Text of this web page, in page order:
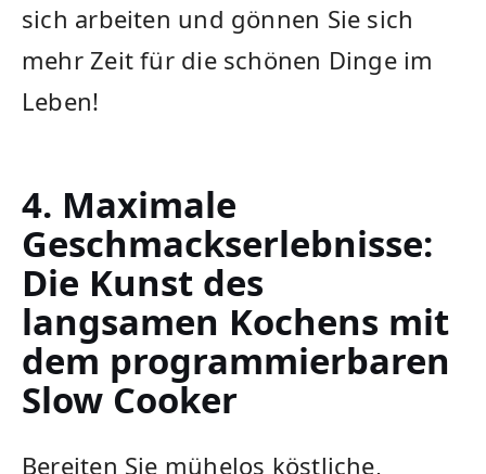
sich arbeiten und gönnen Sie sich
mehr Zeit für​ die schönen Dinge im
Leben!
4. Maximale
Geschmackserlebnisse:
Die Kunst des
langsamen Kochens ‌mit
dem programmierbaren‍
Slow Cooker
Bereiten Sie mühelos köstliche,